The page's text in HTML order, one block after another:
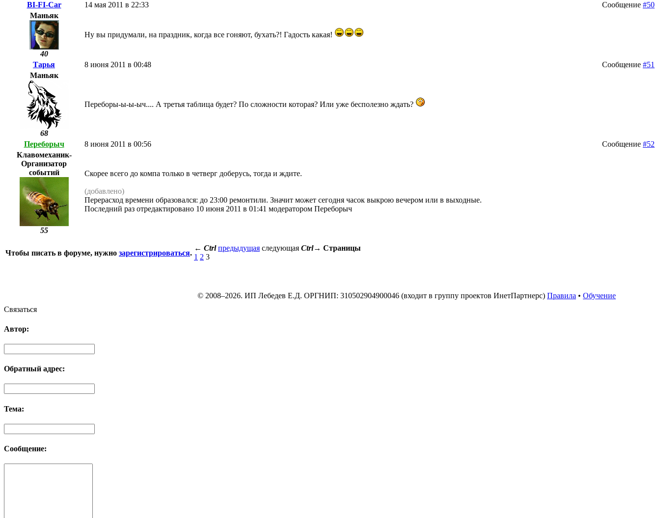
BI-FI-Car Сообщение #50
14 мая 2011 в 22:33
Маньяк
40
Ну вы придумали, на праздник, когда все гоняют, бухать?! Гадость какая!
Тарья Сообщение #51
8 июня 2011 в 00:48
Маньяк
68
Переборы-ы-ы-ыч.... А третья таблица будет? По сложности которая? Или уже бесполезно ждать?
Переборыч Сообщение #52
8 июня 2011 в 00:56
Клавомеханик-
Организатор
событий
55
Скорее всего до компа только в четверг доберусь, тогда и ждите.
(добавлено)
Перерасход времени образовался: до 23:00 ремонтили. Значит может сегодня часок выкрою вечером или в выходные.
Последний раз отредактировано 10 июня 2011 в 01:41 модератором Переборыч
Чтобы писать в форуме, нужно зарегистрироваться.
← Ctrl предыдущая следующая Ctrl→ Страницы
1 2 3
© 2008–2026. ИП Лебедев Е.Д. ОРГНИП: 310502904900046 (входит в группу проектов ИнетПартнерс) Правила • Обучение
Связаться
Автор:
Обратный адрес:
Тема:
Сообщение: